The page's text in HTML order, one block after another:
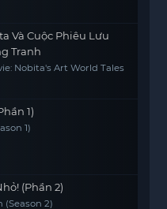
Và Cuộc Phiêu Lưu
Tranh
Nobita's Art World Tales
1)
1)
(Phần 2)
(Season 2)